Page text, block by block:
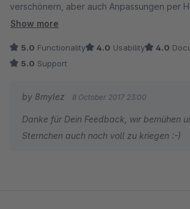
verschönern, aber auch Anpassungen per
Vorlage vornehmen.
Templates" und "Lade originale (alte)
bevor ihr euch an die Anpassungen der
Vorlage macht. Daher ein paar Sterne
Anfang etwas unklar war und ich meine
Show more
5.0 Functionality 4.0 Usability 4.0
5.0 Support
by 8mylez 8 October 2017 23:00
Danke für Dein Feedback, wir bemühen
Sternchen auch noch voll zu kriegen :-)